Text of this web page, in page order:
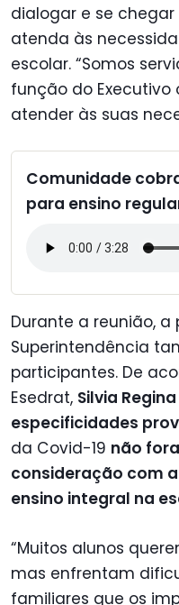
dialogar e se
atenda às
escolar. “Somos
função do
atender às suas
Comunidade
para ensino
Durante a reunião, a
Superintendência
participantes. De
Esedrat, Silvia
especificidades
da Covid-19 não
consideração com
ensino integral na
“Muitos alunos
mas enfrentam
familiares que os